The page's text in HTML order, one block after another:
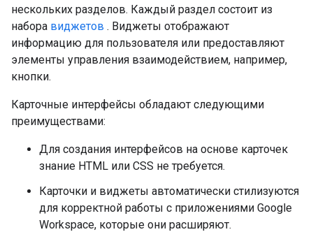
нескольких разделов. Каждый раздел состоит из
набора виджетов . Виджеты отображают
информацию для пользователя или предоставляют
элементы управления взаимодействием, например,
кнопки.
Карточные интерфейсы обладают следующими
преимуществами:
Для создания интерфейсов на основе карточек
знание HTML или CSS не требуется.
Карточки и виджеты автоматически стилизуются
для корректной работы с приложениями Google
Workspace, которые они расширяют.